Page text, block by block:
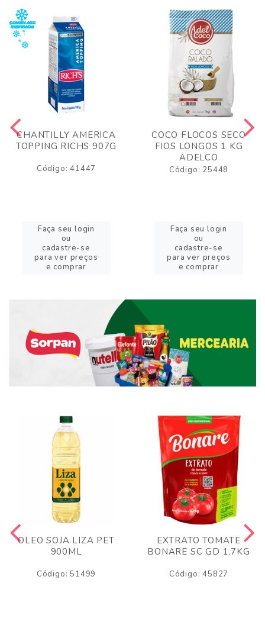
CHANTILLY AMERICA
TOPPING RICHS 907G
Código: 41447
Faça seu login
ou
cadastre-se
para ver preços
e comprar
COCO FLOCOS SECO
FIOS LONGOS 1 KG
ADELCO
Código: 25448
Faça seu login
ou
cadastre-se
para ver preços
e comprar
OLEO SOJA LIZA PET
900ML
Código: 51499
EXTRATO TOMATE
BONARE SC GD 1,7KG
Código: 45827